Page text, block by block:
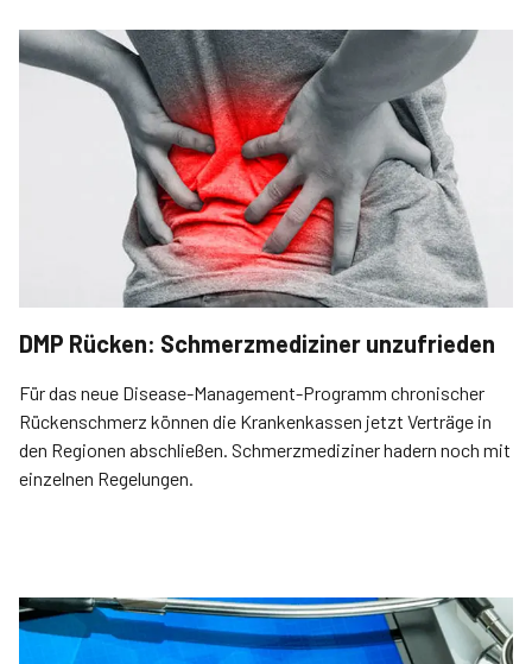
DMP Rücken: Schmerzmediziner unzufrieden
Für das neue Disease-Management-Programm chronischer
Rückenschmerz können die Krankenkassen jetzt Verträge in
den Regionen abschließen. Schmerzmediziner hadern noch mit
einzelnen Regelungen.